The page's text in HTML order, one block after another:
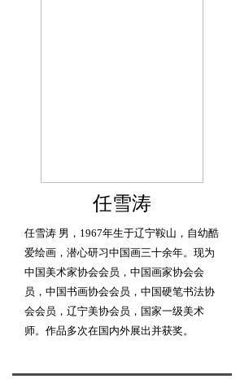
任雪涛
任雪涛 男，1967年生于辽宁鞍山，自幼酷
爱绘画，潜心研习中国画三十余年。现为
中国美术家协会会员，中国画家协会会
员，中国书画协会会员，中国硬笔书法协
会会员，辽宁美协会员，国家一级美术
师。作品多次在国内外展出并获奖。